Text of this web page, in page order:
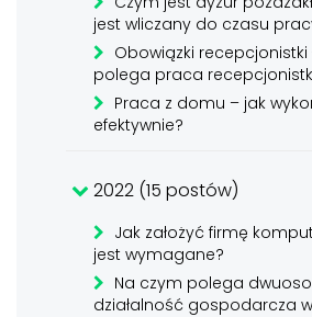
jest wliczany do czasu
Obowiązki
polega praca
Praca z domu – jak
efektywnie?
2022 (15 postów)
Jak założyć firmę
jest wymagane?
Na czym polega
działalność gospodarcza